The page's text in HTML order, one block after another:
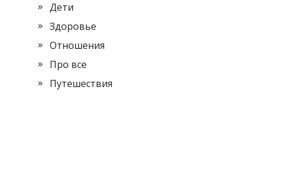
Дети
Здоровье
Отношения
Про все
Путешествия